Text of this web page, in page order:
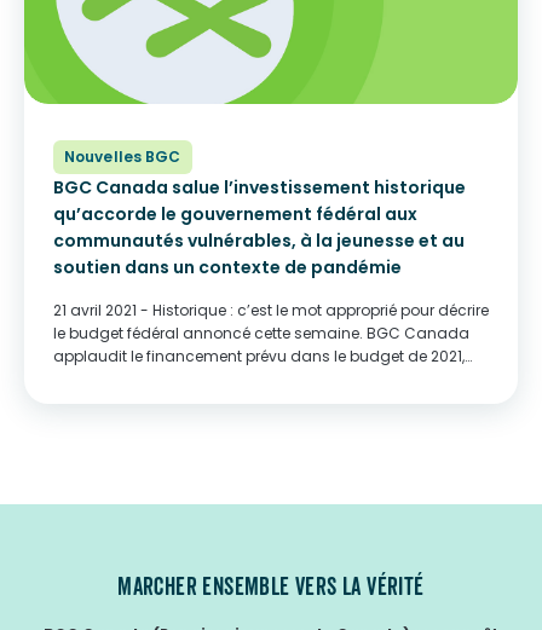
Nouvelles BGC
BGC Canada salue l’investissement historique
qu’accorde le gouvernement fédéral aux
communautés vulnérables, à la jeunesse et au
soutien dans un contexte de pandémie
21 avril 2021 - Historique : c’est le mot approprié pour décrire
le budget fédéral annoncé cette semaine. BGC Canada
applaudit le financement prévu dans le budget de 2021,
MARCHER ENSEMBLE VERS LA VÉRITÉ